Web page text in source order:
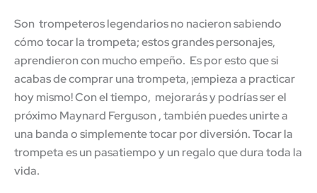
Son trompeteros legendarios no nacieron sabiendo
cómo tocar la trompeta; estos grandes personajes,
aprendieron con mucho empeño. Es por esto que si
acabas de comprar una trompeta, ¡empieza a practicar
hoy mismo! Con el tiempo, mejorarás y podrías ser el
próximo Maynard Ferguson , también puedes unirte a
una banda o simplemente tocar por diversión. Tocar la
trompeta es un pasatiempo y un regalo que dura toda la
vida.